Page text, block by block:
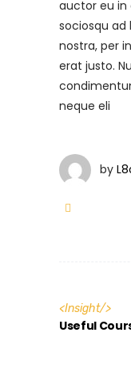
auctor eu in
sociosqu
nostra, per
erat justo.
neque eli
by
<Insight/>
Useful